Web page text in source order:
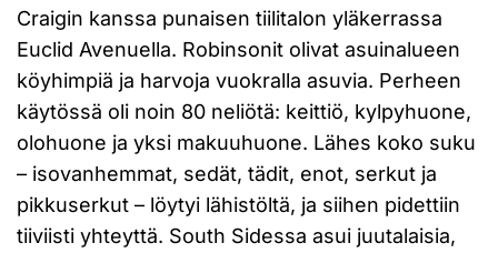
Craigin kanssa punaisen tiilitalon yläkerrassa
Euclid Avenuella. Robinsonit olivat asuinalueen
köyhimpiä ja harvoja vuokralla asuvia. Perheen
käytössä oli noin 80 neliötä: keittiö, kylpyhuone,
olohuone ja yksi makuuhuone. Lähes koko suku
– isovanhemmat, sedät, tädit, enot, serkut ja
pikkuserkut – löytyi lähistöltä, ja siihen pidettiin
tiiviisti yhteyttä. South Sidessa asui juutalaisia,